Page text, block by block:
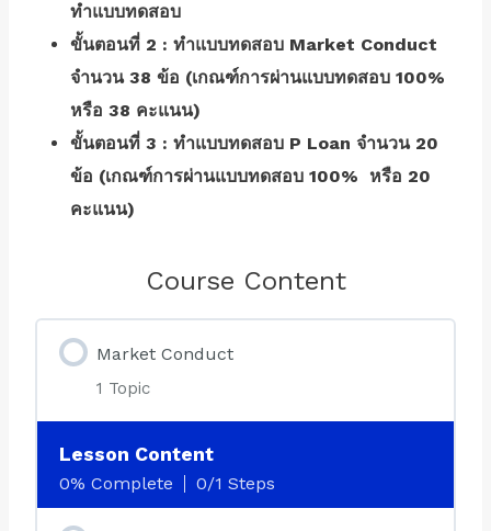
ทำแบบทดสอบ
ขั้นตอนที่ 2 : ทำแบบทดสอบ Market Conduct
จำนวน 38 ข้อ (เกณฑ์การผ่านแบบทดสอบ 100%
หรือ 38 คะแนน)
ขั้นตอนที่ 3 : ทำแบบทดสอบ P Loan จำนวน 20
ข้อ (เกณฑ์การผ่านแบบทดสอบ 100% หรือ 20
คะแนน)
Course Content
Market Conduct
1 Topic
Lesson Content
0% Complete 0/1 Steps